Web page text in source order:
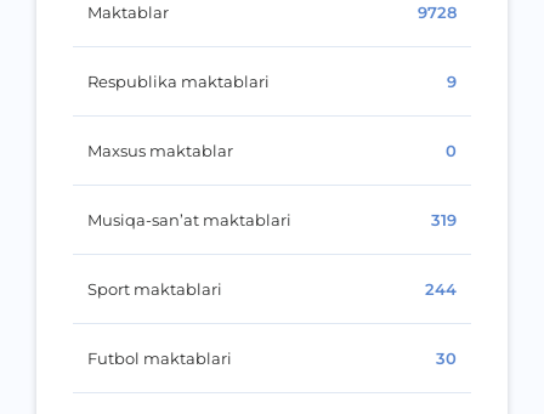
Maktablar 9728
Respublika maktablari 9
Maxsus maktablar 0
Musiqa-san’at maktablari 319
Sport maktablari 244
Futbol maktablari 30